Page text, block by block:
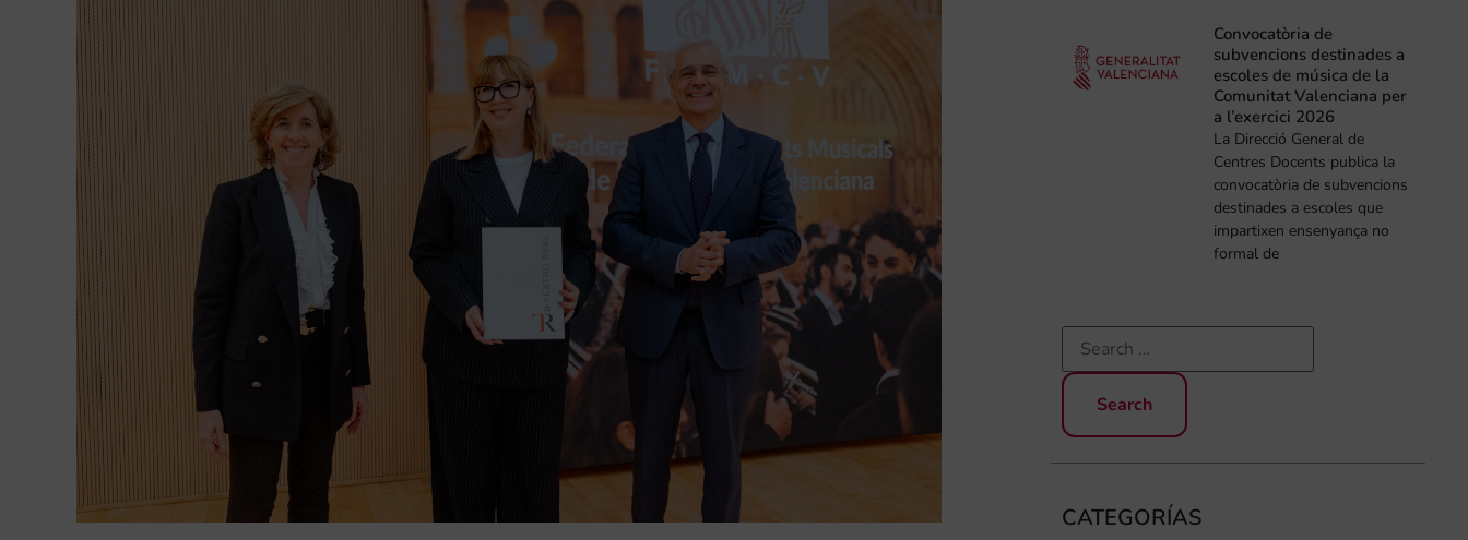
Convocatòria de
subvencions destinades a
escoles de música de la
Comunitat Valenciana per
a l’exercici 2026
La Direcció General de
Centres Docents publica la
convocatòria de subvencions
destinades a escoles que
impartixen ensenyança no
formal de
CATEGORÍAS